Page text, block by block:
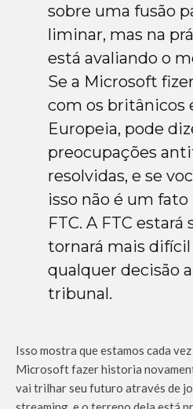
sobre uma fusão
liminar, mas na
está avaliando o
Se a Microsoft
com os britânicos
Europeia, pode
preocupações
resolvidas, e se
isso não é um fato
FTC. A FTC estará
tornará mais
qualquer decisão
tribunal.
Isso mostra que estamos cada
Microsoft fazer historia
vai trilhar seu futuro através de